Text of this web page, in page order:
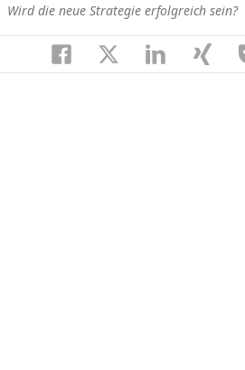
Wird die neue Strategie erfolgreich sein?